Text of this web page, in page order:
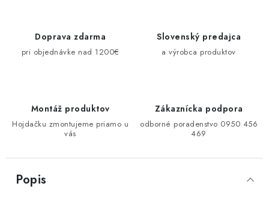
Doprava zdarma
pri objednávke nad 1200€
Slovenský predajca
a výrobca produktov
Montáž produktov
Hojdačku zmontujeme priamo u
vás
Zákaznícka podpora
odborné poradenstvo 0950 456
469
Popis